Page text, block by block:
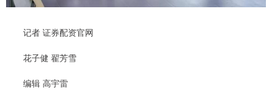
记者 证券配资官网
花子健 翟芳雪
编辑 高宇雷